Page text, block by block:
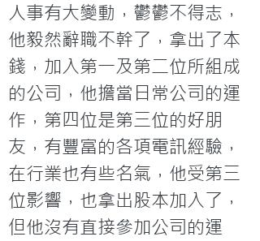
人事有大變動，鬱鬱不得志，
他毅然辭職不幹了，拿出了本
錢，加入第一及第二位所組成
的公司，他擔當日常公司的運
作，第四位是第三位的好朋
友，有豐富的各項電訊經驗，
在行業也有些名氣，他受第三
位影響，也拿出股本加入了，
但他沒有直接參加公司的運